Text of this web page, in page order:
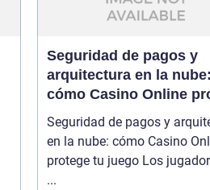
Seguridad de pagos y
arquitectura en la
cómo Casino Online
tu juego
Seguridad de pagos y
en la nube: cómo Casino
protege tu juego Los
...